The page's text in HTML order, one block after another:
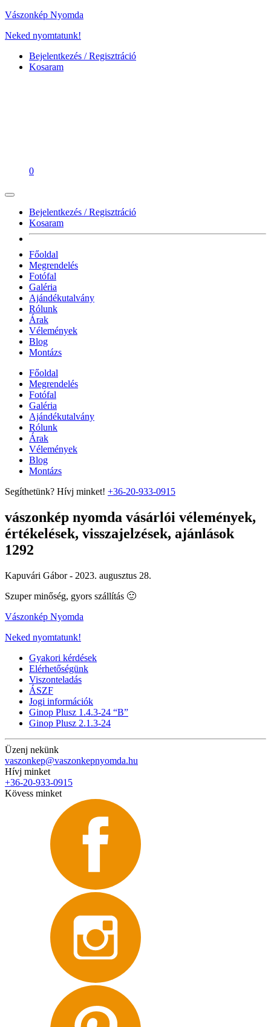
Vászonkép Nyomda
Neked nyomtatunk!
Bejelentkezés / Regisztráció
Kosaram
0
Bejelentkezés / Regisztráció
Kosaram
Főoldal
Megrendelés
Fotófal
Galéria
Ajándékutalvány
Rólunk
Árak
Vélemények
Blog
Montázs
Főoldal
Megrendelés
Fotófal
Galéria
Ajándékutalvány
Rólunk
Árak
Vélemények
Blog
Montázs
Segíthetünk? Hívj minket! +36-20-933-0915
vászonkép nyomda vásárlói vélemények,
értékelések, visszajelzések, ajánlások
1292
Kapuvári Gábor - 2023. augusztus 28.
Szuper minőség, gyors szállítás 🙂
Vászonkép Nyomda
Neked nyomtatunk!
Gyakori kérdések
Elérhetőségünk
Viszonteladás
ÁSZF
Jogi információk
Ginop Plusz 1.4.3-24 “B”
Ginop Plusz 2.1.3-24
Üzenj nekünk
vaszonkep@vaszonkepnyomda.hu
Hívj minket
+36-20-933-0915
Kövess minket